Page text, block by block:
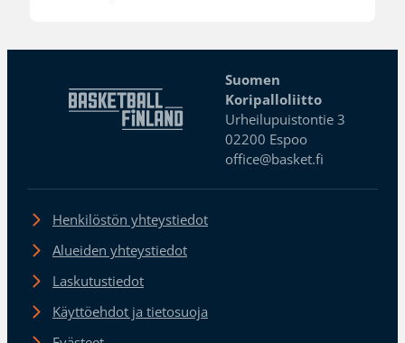
Suomen
Koripalloliitto
Urheilupuistontie 3
02200 Espoo
office@basket.fi
Henkilöstön yhteystiedot
Alueiden yhteystiedot
Laskutustiedot
Käyttöehdot ja tietosuoja